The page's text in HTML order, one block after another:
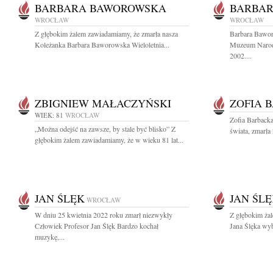
BARBARA BAWOROWSKA
WROCŁAW
Z głębokim żalem zawiadamiamy, że zmarła nasza
Koleżanka Barbara Baworowska Wieloletnia...
WROCŁAW
Barbara
Muzeum
2002....
ZBIGNIEW MAŁACZYŃSKI
WIEK: 81 WROCŁAW
„Można odejść na zawsze, by stale być blisko” Z
głębokim żalem zawiadamiamy, że w wieku 81 lat...
ZOFIA
Zofia
świata,
JAN ŚLĘK WROCŁAW
W dniu 25 kwietnia 2022 roku zmarł niezwykły
Człowiek Profesor Jan Ślęk Bardzo kochał
muzykę,...
JAN
Z głębokim
Jana Ślęka